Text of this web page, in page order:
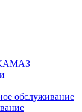
КАМАЗ
обслуживание